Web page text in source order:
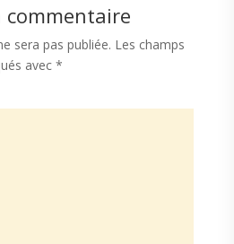
sera pas publiée. Les champs
avec *